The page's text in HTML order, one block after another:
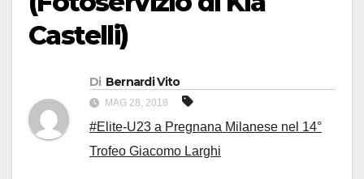
Castelli)
Di Bernardi Vito
MAG 28, 2018
#Elite-U23 a Pregnana Milanese nel 14°
Trofeo Giacomo Larghi